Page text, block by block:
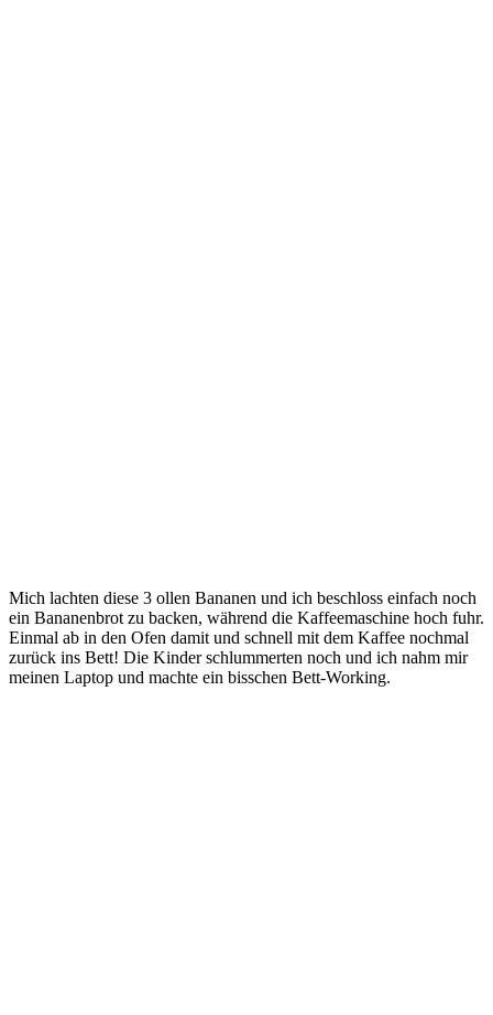
Mich lachten diese 3 ollen Bananen und ich beschloss einfach noch
ein Bananenbrot zu backen, während die Kaffeemaschine hoch fuhr.
Einmal ab in den Ofen damit und schnell mit dem Kaffee nochmal
zurück ins Bett! Die Kinder schlummerten noch und ich nahm mir
meinen Laptop und machte ein bisschen Bett-Working.